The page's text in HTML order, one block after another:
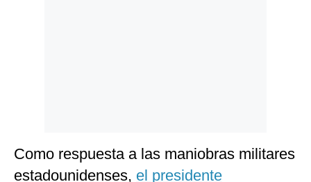
Como respuesta a las maniobras militares
estadounidenses, el presidente